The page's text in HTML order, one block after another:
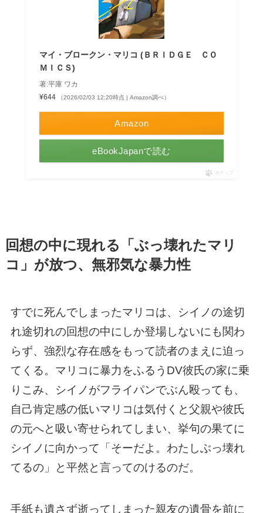
マイ・ブロークン・マリコ (ＢＲＩＤＧＥ ＣＯ
ＭＩＣＳ)
著:平庫 ワカ
¥644
（2026/02/03 12:20時点 | Amazon調べ）
Amazon
eBookJapanで読む
ポチップ
回想の中に現れる「ぶっ壊れたマリ
コ」が放つ、無邪気な暴力性
すでに死んでしまったマリコは、シイノの途切
れ途切れの回想の中にしか登場しないにも関わ
らず、強烈な存在感をもって読者のまえに迫っ
てくる。マリコに暴力をふるうDV彼氏の家に乗
りこみ、シイノがフライパンでぶん殴っても、
自己肯定感の低いマリコは気付くと父親や彼氏
の元へと吸い寄せられてしまい、挙句の果てに
シイノに向かって「そーだよ。わたしぶっ壊れ
てるの」と平然と言ってのけるのだ。
手紙も遺さず逝ってしまった親友の遺骨を前に